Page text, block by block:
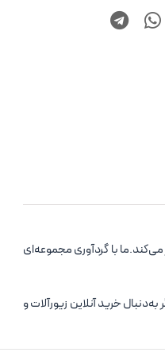
با گردآوری مجموعه‌ای
خرید آنلاین زیورآلات و